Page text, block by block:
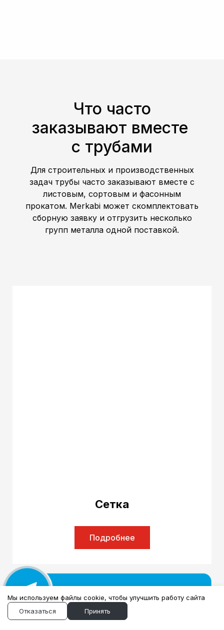
Что часто
заказывают вместе
с трубами
Для строительных и производственных
задач трубы часто заказывают вместе с
листовым, сортовым и фасонным
прокатом. Merkabi может скомплектовать
сборную заявку и отгрузить несколько
групп металла одной поставкой.
Сетка
Подробнее
Мы используем файлы cookie, чтобы улучшить работу сайта
Отказаться
Принять